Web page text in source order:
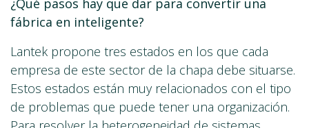
¿Qué pasos hay que dar para convertir una
fábrica en inteligente?
Lantek propone tres estados en los que cada
empresa de este sector de la chapa debe situarse.
Estos estados están muy relacionados con el tipo
de problemas que puede tener una organización.